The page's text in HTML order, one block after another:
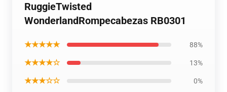
RuggieTwisted
WonderlandRompecabezas RB0301
★★★★★ 88%
★★★★☆ 13%
★★★☆☆ 0%